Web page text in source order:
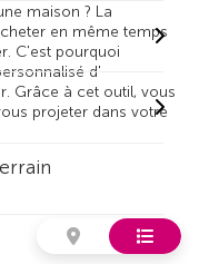
maison ? La
en même temps
C'est pourquoi
d'
Grâce à cet outil, vous
projeter dans votre